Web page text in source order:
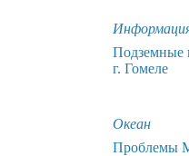
Подземные
г. Гомеле
Океан
Проблемы